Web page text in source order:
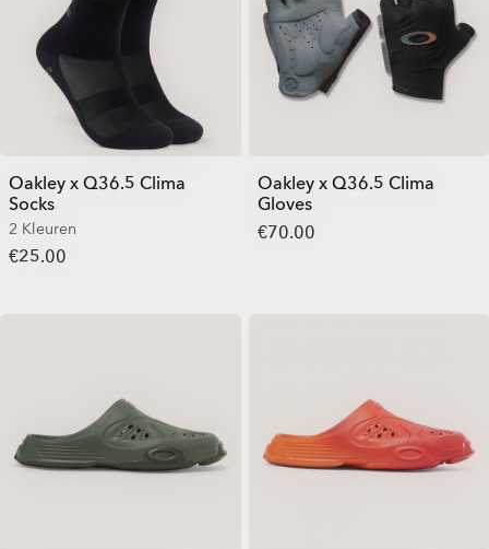
Oakley x Q36.5 Clima
Socks
2 Kleuren
€25.00
Oakley x Q36.5 Clima
Gloves
€70.00